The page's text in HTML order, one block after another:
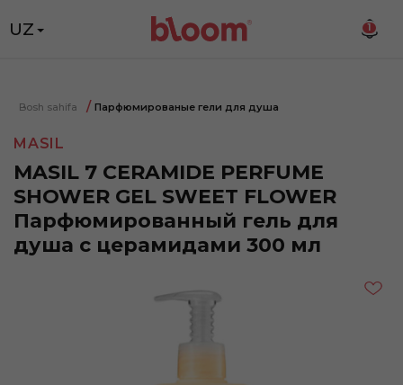
UZ 1
Bosh sahifa Парфюмированые гели для душа
MASIL
MASIL 7 CERAMIDE PERFUME
SHOWER GEL SWEET FLOWER
Парфюмированный гель для
душа с церамидами 300 мл